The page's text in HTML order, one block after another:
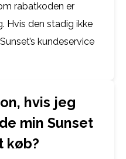
rabatkoden er
Hvis den stadig ikke
kundeservice
hvis jeg
min Sunset
køb?